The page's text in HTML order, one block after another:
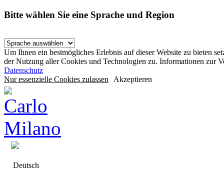
Bitte wählen Sie eine Sprache und Region
Um Ihnen ein bestmögliches Erlebnis auf dieser Website zu bieten
der Nutzung aller Cookies und Technologien zu. Informationen zur
Datenschutz
Nur essenzielle Cookies zulassen Akzeptieren
Deutsch